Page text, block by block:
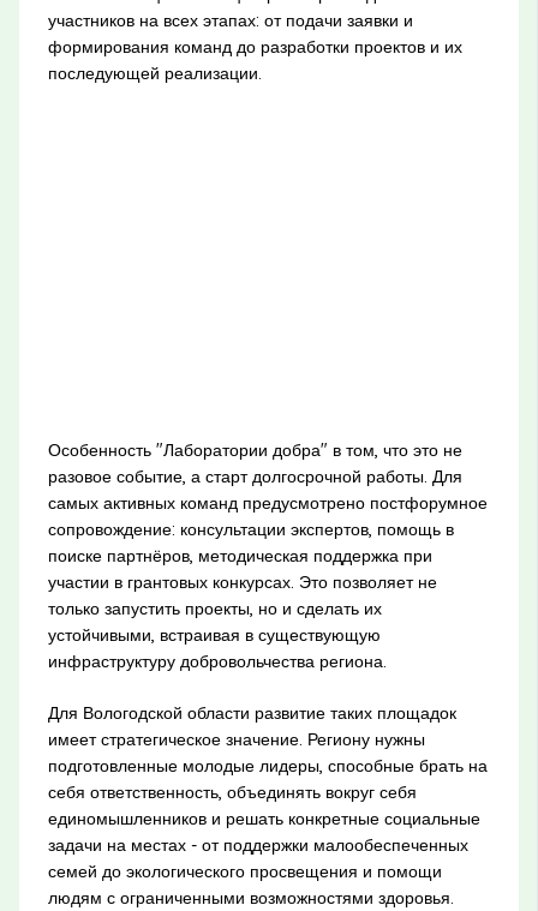
участников на всех этапах: от подачи заявки и
формирования команд до разработки проектов и их
последующей реализации.
Особенность "Лаборатории добра" в том, что это не
разовое событие, а старт долгосрочной работы. Для
самых активных команд предусмотрено постфорумное
сопровождение: консультации экспертов, помощь в
поиске партнёров, методическая поддержка при
участии в грантовых конкурсах. Это позволяет не
только запустить проекты, но и сделать их
устойчивыми, встраивая в существующую
инфраструктуру добровольчества региона.
Для Вологодской области развитие таких площадок
имеет стратегическое значение. Региону нужны
подготовленные молодые лидеры, способные брать на
себя ответственность, объединять вокруг себя
единомышленников и решать конкретные социальные
задачи на местах - от поддержки малообеспеченных
семей до экологического просвещения и помощи
людям с ограниченными возможностями здоровья.